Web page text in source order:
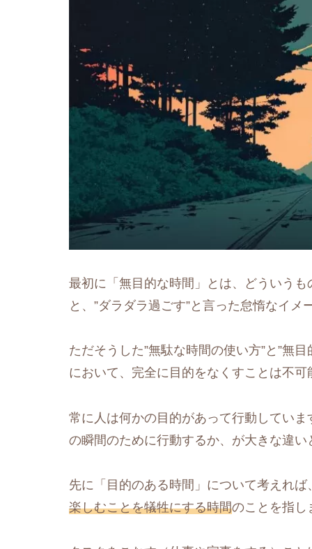
最初に「無目的な時間」とは、どういう
と、”ダラダラ過ごす”と言った怠惰なイ
ただそうした”無駄な時間の使い方”と”無
において、完全に目的をなくすことは不可
常に人は何かの目的があって行動してい
の瞬間のために行動するか、が大きな違い
先に「目的のある時間」について考えれば
楽しむことを犠牲にする時間のことを指し